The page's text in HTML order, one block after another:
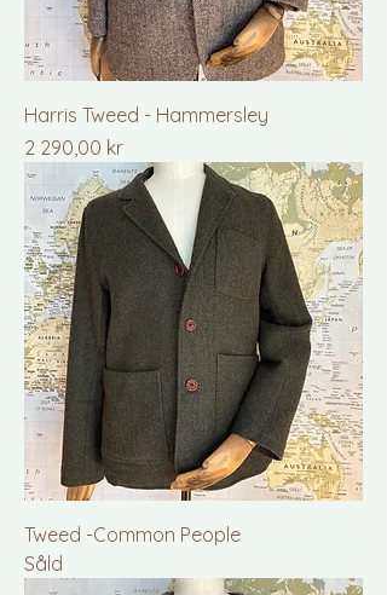
Harris Tweed - Hammersley
Pris
2 290,00 kr
Tweed -Common People
Såld